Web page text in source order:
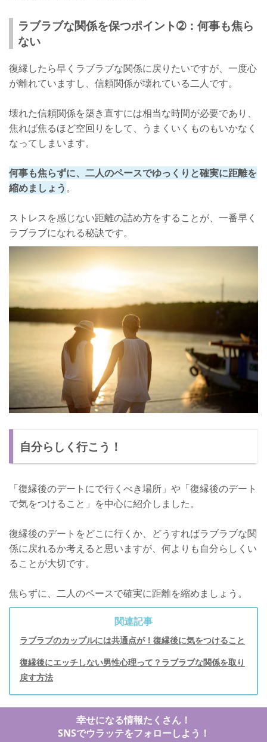
ラブラブな関係を保つポイント➁：何事も焦ら
ない
復縁したら早くラブラブな関係に戻りたいですが、一度心
が離れていますし、信頼関係が壊れている二人です。
壊れた信頼関係を築き直すには相当な時間が必要であり、
焦れば焦るほど空回りをして、うまくいくものもいかなく
なってしまいます。
何事も焦らずに、二人のペースでゆっくりと確実に距離を
縮めましょう。
ストレスを感じない距離の詰め方をすることが、一番早く
ラブラブになれる秘訣です。
自分らしく行こう！
「復縁後のデートにで行くべき場所」や「復縁後のデート
で気をつけること」を中心に紹介しました。
復縁後のデートをどこに行くか、どうすればラブラブな関
係に戻れるか考えると思いますが、何よりも自分らしくい
ることが大切です。
焦らずに、二人のペースで確実に距離を縮めましょう。
関連記事
ラブラブのカップルには共通点が！復縁後に気をつけること
復縁後にエッチしない男性心理って？ラブラブな関係を取り
戻す方法
幸せになる情報たくさん！
SNSでウラッテをフォローしよう！